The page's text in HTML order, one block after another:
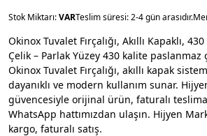
Stok Miktarı:VARTeslim süresi: 2-4 gün arasıdır.
Okinox Tuvalet Fırçalığı, Akıllı Kapaklı,
Çelik – Parlak Yüzey 430 kalite
Okinox Tuvalet Fırçalığı, akıllı kapak
dayanıklı ve modern kullanım sunar.
güvencesiyle orijinal ürün, faturalı
WhatsApp hattımızdan ulaşın. Hijyen
kargo, faturalı satış.